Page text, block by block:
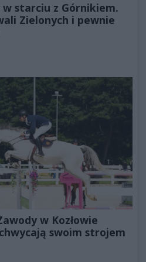
starciu z Górnikiem.
Zielonych i pewnie
w Kozłowie
swoim strojem